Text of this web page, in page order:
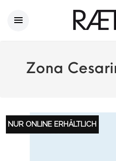
Zona
NUR ONLINE ERHÄLTLICH